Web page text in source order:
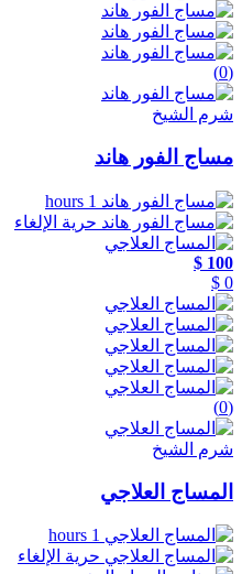
(0)
شرم الشيخ
مساج الفور هاند
1 hours
حرية الإلغاء
100 $
0 $
(0)
شرم الشيخ
المساج العلاجي
1 hours
حرية الإلغاء